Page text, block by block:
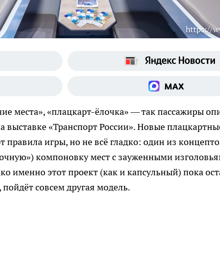
https://
места», «плацкарт-ёлочка» — так пассажиры
«Транспорт России». Новые
правила игры, но не всё гладко: один из
компоновку мест с зауженными
именно этот проект (как и капсульный) пока
совсем другая модель.